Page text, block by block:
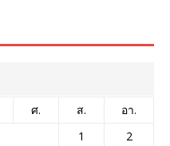
ศ. ส.
อา.
1
2